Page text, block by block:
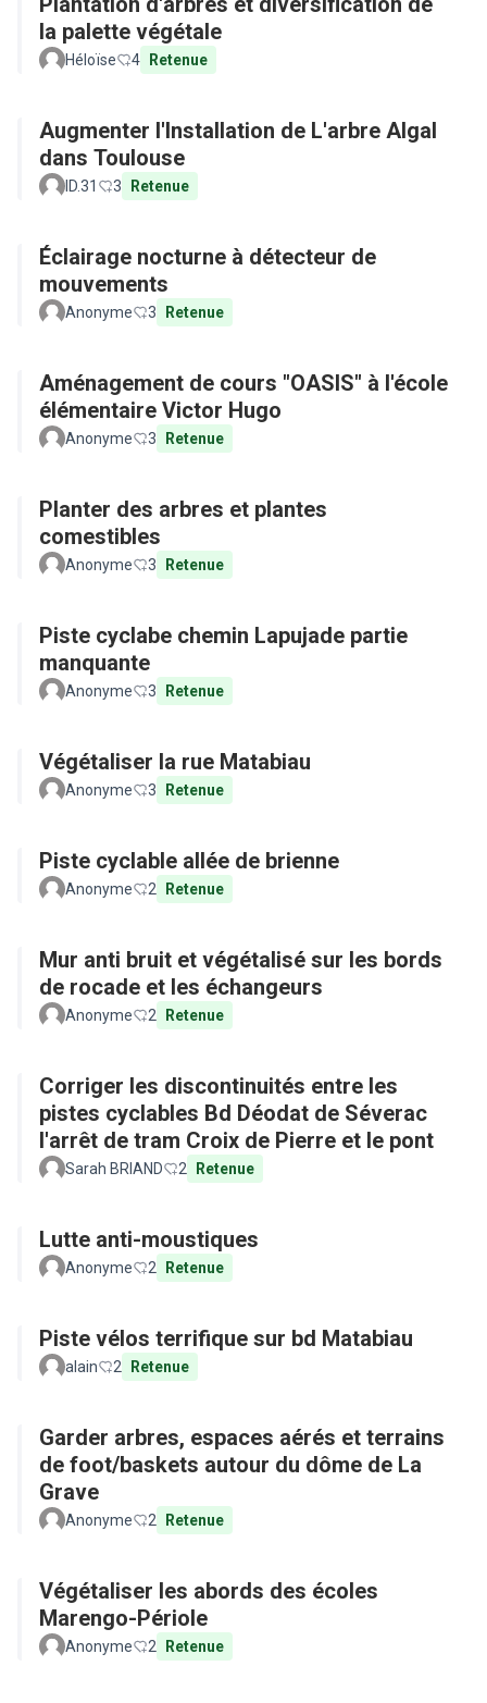
la palette végétale
Héloïse 4 Retenue
Augmenter l'Installation de L'arbre Algal
dans Toulouse
ID.31 3 Retenue
Éclairage nocturne à détecteur de
mouvements
Anonyme 3 Retenue
Aménagement de cours "OASIS" à l'école
élémentaire Victor Hugo
Anonyme 3 Retenue
Planter des arbres et plantes
comestibles
Anonyme 3 Retenue
Piste cyclabe chemin Lapujade partie
manquante
Anonyme 3 Retenue
Végétaliser la rue Matabiau
Anonyme 3 Retenue
Piste cyclable allée de brienne
Anonyme 2 Retenue
Mur anti bruit et végétalisé sur les bords
de rocade et les échangeurs
Anonyme 2 Retenue
Corriger les discontinuités entre les
pistes cyclables Bd Déodat de Séverac
l'arrêt de tram Croix de Pierre et le pont
Sarah BRIAND 2 Retenue
Lutte anti-moustiques
Anonyme 2 Retenue
Piste vélos terrifique sur bd Matabiau
alain 2 Retenue
Garder arbres, espaces aérés et terrains
de foot/baskets autour du dôme de La
Grave
Anonyme 2 Retenue
Végétaliser les abords des écoles
Marengo-Périole
Anonyme 2 Retenue